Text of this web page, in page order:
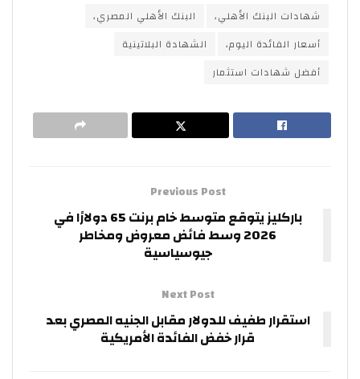
شهادات البنك الأهلي،
البنك الأهلي المصري،
أسعار الفائدة اليوم،
الشهادة البلاتينية
أفضل شهادات استثمار
Previous Post
باركليز يتوقع متوسط خام برنت 65 دولارًا في
2026 وسط فائض معروض ومخاطر
جيوسياسية
Next Post
استقرار طفيف للدولار مقابل الجنيه المصري بعد
قرار خفض الفائدة الأمريكية